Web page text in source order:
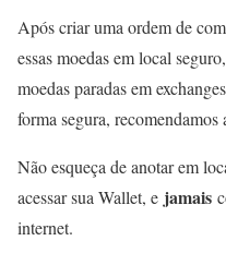
Após criar uma ordem de
essas moedas em local
moedas paradas em
forma segura, recomendamos
Não esqueça de anotar em
acessar sua Wallet, e jamais
internet.